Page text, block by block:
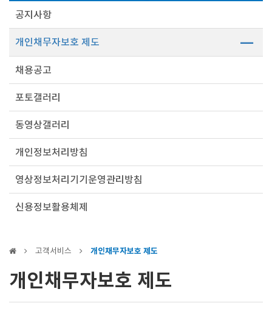
공지사항
개인채무자보호 제도
채용공고
포토갤러리
동영상갤러리
개인정보처리방침
영상정보처리기기운영관리방침
신용정보활용체제
고객서비스 개인채무자보호 제도
개인채무자보호 제도